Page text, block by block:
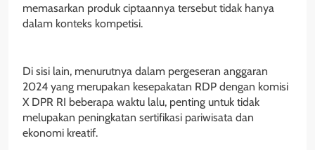
memasarkan produk ciptaannya tersebut tidak hanya
dalam konteks kompetisi.
Di sisi lain, menurutnya dalam pergeseran anggaran
2024 yang merupakan kesepakatan RDP dengan komisi
X DPR RI beberapa waktu lalu, penting untuk tidak
melupakan peningkatan sertifikasi pariwisata dan
ekonomi kreatif.